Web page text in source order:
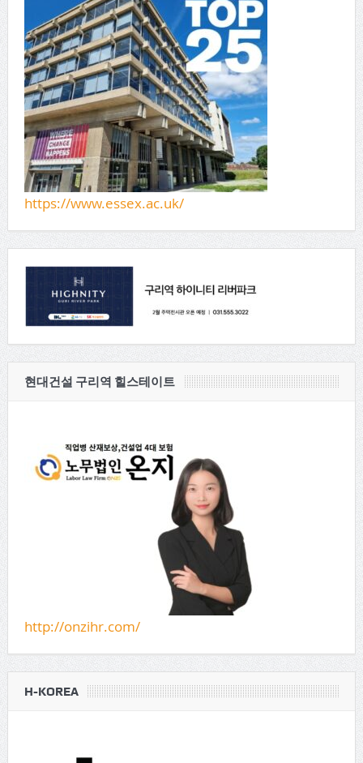
https://www.essex.ac.uk/
현대건설 구리역 힐스테이트
http://onzihr.com/
H-KOREA